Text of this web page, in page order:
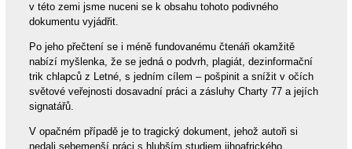
v této zemi jsme nuceni se k obsahu tohoto podivného
dokumentu vyjádřit.
Po jeho přečtení se i méně fundovanému čtenáři okamžitě
nabízí myšlenka, že se jedná o podvrh, plagiát, dezinformační
trik chlapců z Letné, s jedním cílem – pošpinit a snížit v očích
světové veřejnosti dosavadní práci a zásluhy Charty 77 a jejích
signatářů.
V opačném případě je to tragický dokument, jehož autoři si
nedali sebemenší práci s hlubším studiem jihoafrického